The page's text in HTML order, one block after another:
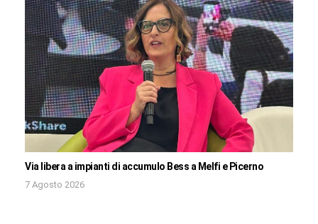
Via libera a impianti di accumulo Bess a Melfi e Picerno
7 Agosto 2026